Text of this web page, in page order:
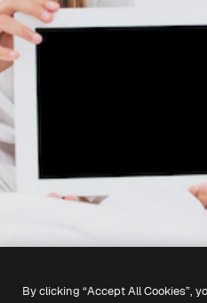
By clicking “Accept All Cookies”,